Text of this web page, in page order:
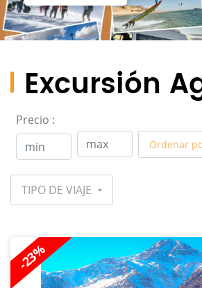
Excursión
Precio :
Ordenar
TIPO DE VIAJE
-23%